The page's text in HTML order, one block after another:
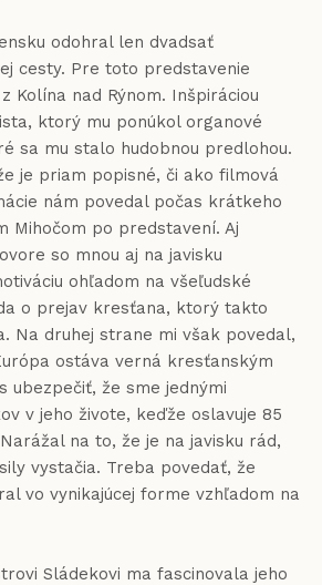
odohral len dvadsať
cesty. Pre toto predstavenie
Kolína nad Rýnom. Inšpiráciou
ktorý mu ponúkol organové
sa mu stalo hudobnou predlohou.
je priam popisné, či ako filmová
nám povedal počas krátkeho
Mihočom po predstavení. Aj
so mnou aj na javisku
ohľadom na všeľudské
o prejav kresťana, ktorý takto
Na druhej strane mi však povedal,
ostáva verná kresťanským
ubezpečiť, že sme jednými
v jeho živote, keďže oslavuje 85
na to, že je na javisku rád,
vystačia. Treba povedať, že
vo vynikajúcej forme vzhľadom na
ma fascinovala jeho